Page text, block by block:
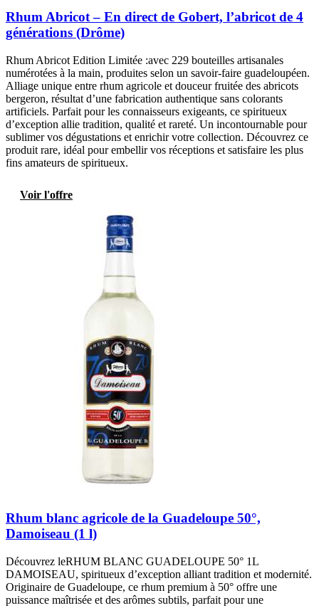
Rhum Abricot – En direct de Gobert, l’abricot de 4
générations (Drôme)
Rhum Abricot Edition Limitée :avec 229 bouteilles artisanales
numérotées à la main, produites selon un savoir-faire guadeloupéen.
Alliage unique entre rhum agricole et douceur fruitée des abricots
bergeron, résultat d’une fabrication authentique sans colorants
artificiels. Parfait pour les connaisseurs exigeants, ce spiritueux
d’exception allie tradition, qualité et rareté. Un incontournable pour
sublimer vos dégustations et enrichir votre collection. Découvrez ce
produit rare, idéal pour embellir vos réceptions et satisfaire les plus
fins amateurs de spiritueux.
Voir l'offre
Rhum blanc agricole de la Guadeloupe 50°,
Damoiseau (1 l)
Découvrez leRHUM BLANC GUADELOUPE 50° 1L
DAMOISEAU, spiritueux d’exception alliant tradition et modernité.
Originaire de Guadeloupe, ce rhum premium à 50° offre une
puissance maîtrisée et des arômes subtils, parfait pour une